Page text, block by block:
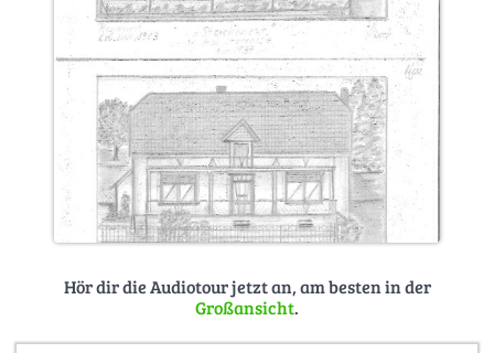
Hör dir die Audiotour jetzt an, am besten in der
Großansicht.